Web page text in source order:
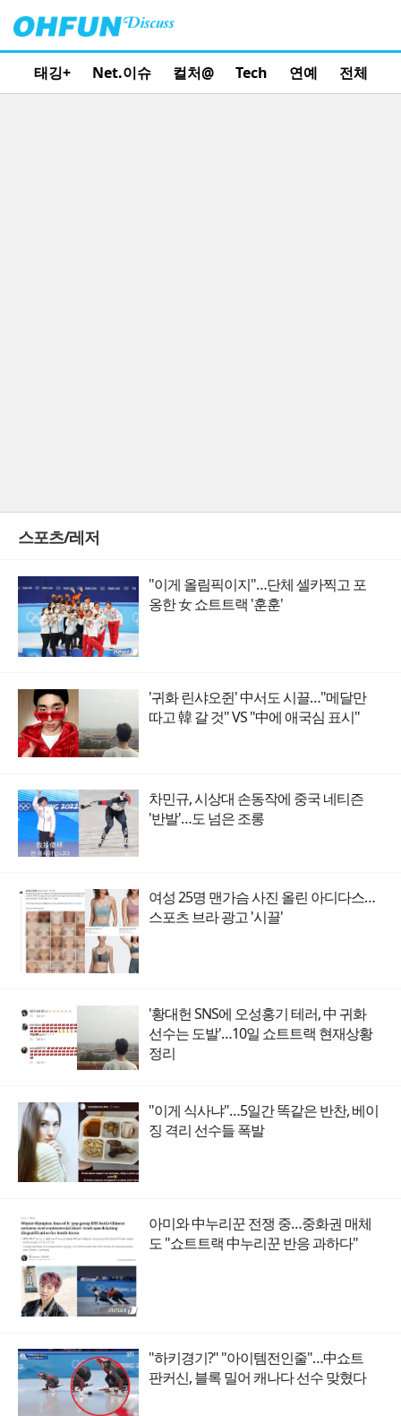
태깅+ Net.이슈 컬처@ Tech 연예 전체
스포츠/레저
"이게 올림픽이지"…단체 셀카찍고 포
옹한 女 쇼트트랙 '훈훈'
'귀화 린샤오쥔' 中서도 시끌…"메달만
따고 韓 갈 것" VS "中에 애국심 표시"
차민규, 시상대 손동작에 중국 네티즌
'반발'…도 넘은 조롱
여성 25명 맨가슴 사진 올린 아디다스…
스포츠 브라 광고 '시끌'
'황대헌 SNS에 오성홍기 테러, 中 귀화
선수는 도발'…10일 쇼트트랙 현재상황
정리
"이게 식사냐"…5일간 똑같은 반찬, 베이
징 격리 선수들 폭발
아미와 中누리꾼 전쟁 중…중화권 매체
도 "쇼트트랙 中누리꾼 반응 과하다"
"하키경기?" "아이템전인줄"…中쇼트
판커신, 블록 밀어 캐나다 선수 맞혔다